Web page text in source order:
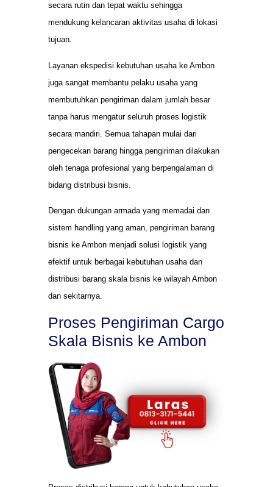
secara rutin dan tepat waktu sehingga
mendukung kelancaran aktivitas usaha di lokasi
tujuan.
Layanan ekspedisi kebutuhan usaha ke Ambon
juga sangat membantu pelaku usaha yang
membutuhkan pengiriman dalam jumlah besar
tanpa harus mengatur seluruh proses logistik
secara mandiri. Semua tahapan mulai dari
pengecekan barang hingga pengiriman dilakukan
oleh tenaga profesional yang berpengalaman di
bidang distribusi bisnis.
Dengan dukungan armada yang memadai dan
sistem handling yang aman, pengiriman barang
bisnis ke Ambon menjadi solusi logistik yang
efektif untuk berbagai kebutuhan usaha dan
distribusi barang skala bisnis ke wilayah Ambon
dan sekitarnya.
Proses Pengiriman Cargo
Skala Bisnis ke Ambon